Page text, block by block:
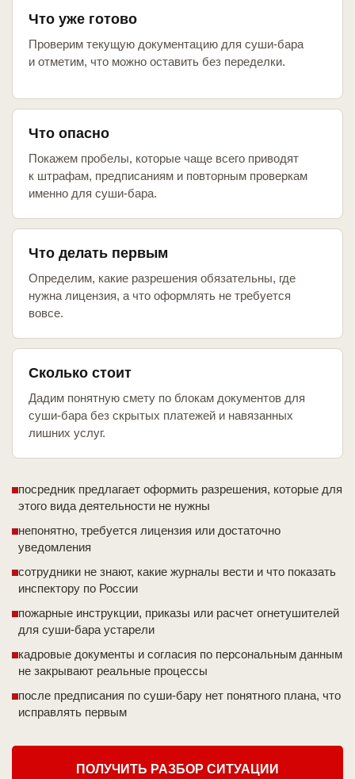
Что уже готово
Проверим текущую документацию для суши-бара
и отметим, что можно оставить без переделки.
Что опасно
Покажем пробелы, которые чаще всего приводят
к штрафам, предписаниям и повторным проверкам
именно для суши-бара.
Что делать первым
Определим, какие разрешения обязательны, где
нужна лицензия, а что оформлять не требуется
вовсе.
Сколько стоит
Дадим понятную смету по блокам документов для
суши-бара без скрытых платежей и навязанных
лишних услуг.
посредник предлагает оформить разрешения, которые для
этого вида деятельности не нужны
непонятно, требуется лицензия или достаточно
уведомления
сотрудники не знают, какие журналы вести и что показать
инспектору по России
пожарные инструкции, приказы или расчет огнетушителей
для суши-бара устарели
кадровые документы и согласия по персональным данным
не закрывают реальные процессы
после предписания по суши-бару нет понятного плана, что
исправлять первым
ПОЛУЧИТЬ РАЗБОР СИТУАЦИИ